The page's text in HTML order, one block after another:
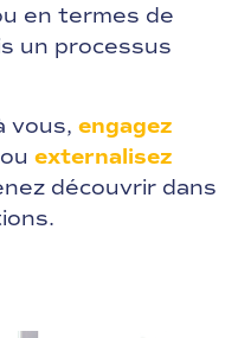
en termes de
un processus
vous, engagez
externalisez
découvrir dans